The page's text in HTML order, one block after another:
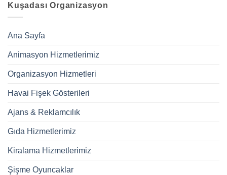
Kuşadası Organizasyon
Ana Sayfa
Animasyon Hizmetlerimiz
Organizasyon Hizmetleri
Havai Fişek Gösterileri
Ajans & Reklamcılık
Gıda Hizmetlerimiz
Kiralama Hizmetlerimiz
Şişme Oyuncaklar